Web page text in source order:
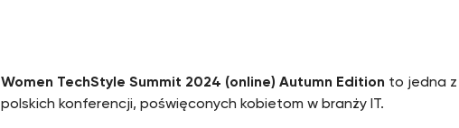
Women TechStyle Summit 2024 (online) Autumn Edition to jedna z
polskich konferencji, poświęconych kobietom w branży IT.